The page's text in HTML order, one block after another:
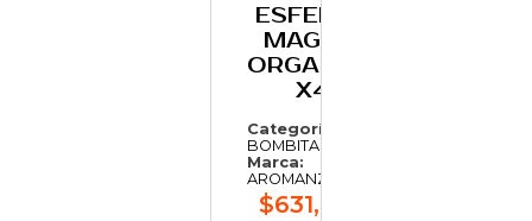
ESFERAS
MAGICA
ORGANICA
X4
Categoría:
BOMBITAS
Marca:
AROMANZA
$631,03